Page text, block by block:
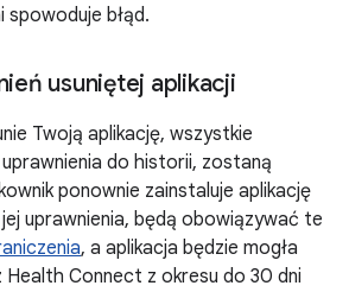
błąd.
usuniętej aplikacji
Twoją aplikację, wszystkie
do historii, zostaną
ponownie zainstaluje aplikację
uprawnienia, będą obowiązywać te
, a aplikacja będzie mogła
Connect z okresu do 30 dni